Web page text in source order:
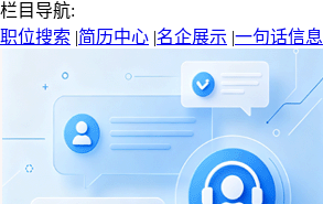
栏目导航:
职位搜索 |简历中心 |名企展示 |一句话信息